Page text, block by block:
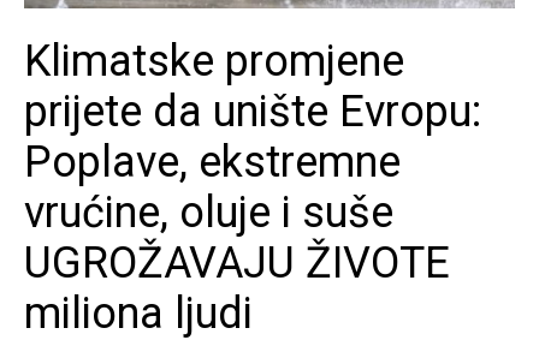
Klimatske promjene
prijete da unište Evropu:
Poplave, ekstremne
vrućine, oluje i suše
UGROŽAVAJU ŽIVOTE
miliona ljudi